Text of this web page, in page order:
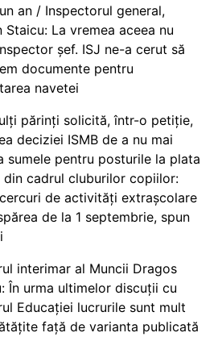
an / Inspectorul general,
Staicu: La vremea aceea nu
șef. ISJ ne-a cerut să
documente pentru
navetei
părinți solicită, într-o petiție,
deciziei ISMB de a nu mai
sumele pentru posturile la plata
din cadrul cluburilor copiilor:
de activități extrașcolare
de la 1 septembrie, spun
interimar al Muncii Dragos
În urma ultimelor discuții cu
Educației lucrurile sunt mult
față de varianta publicată